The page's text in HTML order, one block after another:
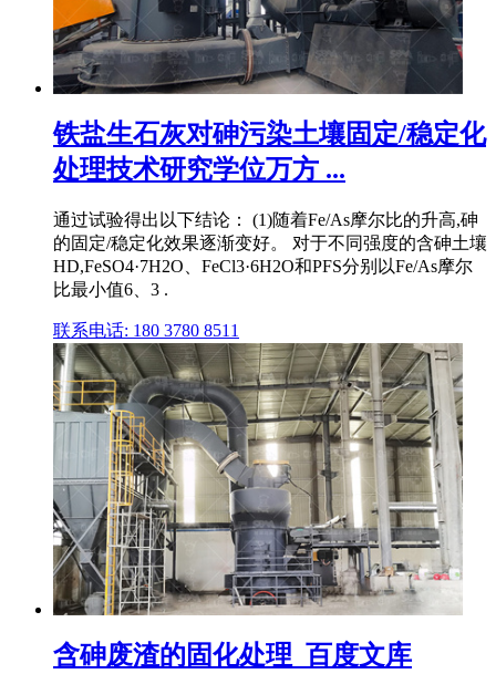
铁盐生石灰对砷污染土壤固定/稳定化
处理技术研究学位万方 ...
通过试验得出以下结论： (1)随着Fe/As摩尔比的升高,砷
的固定/稳定化效果逐渐变好。 对于不同强度的含砷土壤
HD,FeSO4·7H2O、FeCl3·6H2O和PFS分别以Fe/As摩尔
比最小值6、3 .
联系电话: 180 3780 8511
含砷废渣的固化处理_百度文库